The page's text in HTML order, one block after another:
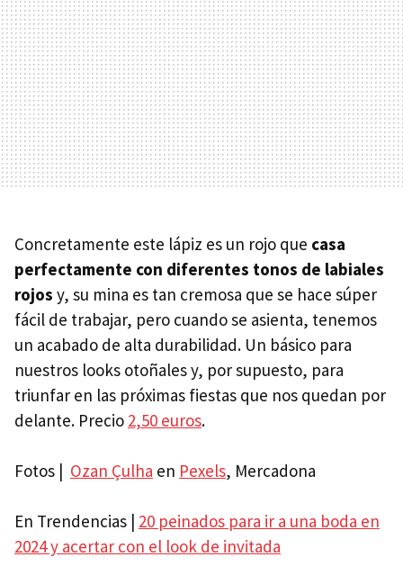
Concretamente este lápiz es un rojo que casa
perfectamente con diferentes tonos de labiales
rojos y, su mina es tan cremosa que se hace súper
fácil de trabajar, pero cuando se asienta, tenemos
un acabado de alta durabilidad. Un básico para
nuestros looks otoñales y, por supuesto, para
triunfar en las próximas fiestas que nos quedan por
delante. Precio 2,50 euros.
Fotos | Ozan Çulha en Pexels, Mercadona
En Trendencias | 20 peinados para ir a una boda en
2024 y acertar con el look de invitada